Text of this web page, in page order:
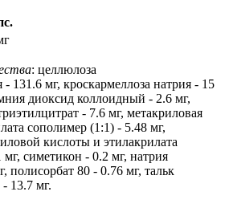
: целлюлоза
131.6 мг, кроскармеллоза натрия - 15
диоксид коллоидный - 2.6 мг,
- 7.6 мг, метакриловая
сополимер (1:1) - 5.48 мг,
кислоты и этилакрилата
симетикон - 0.2 мг, натрия
полисорбат 80 - 0.76 мг, тальк
13.7 мг.